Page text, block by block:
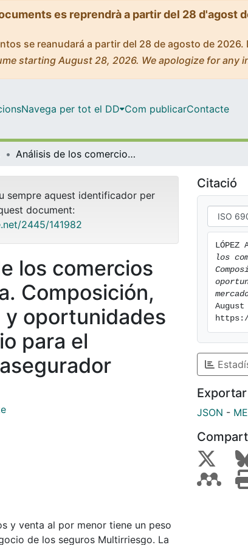
es reprendrà a partir del 28 d'agost
se reanudará a partir del 28 de agosto de
starting August 28, 2026. We apologize for any
Navega per tot el DD Com publicarContacte
Análisis de los comercios en España. Composición, evolución y oportunidades de negocio para el mercado asegurador
sempre aquest identificador per
document:
2445/141982
los comercios
Composición,
y oportunidades
para el
y venta al por menor tiene un peso
de los seguros Multirriesgo. La
Citació
los
JSON -